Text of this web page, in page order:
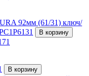
92мм (61/31) ключ/
В корзину
В корзину